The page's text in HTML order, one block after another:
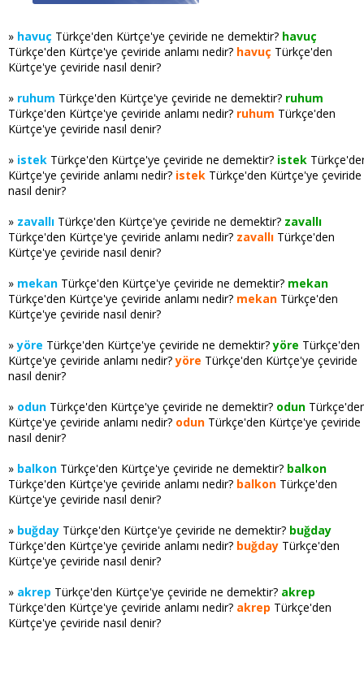
» havuç Türkçe'den Kürtçe'ye çeviride ne demektir? havuç
Türkçe'den Kürtçe'ye çeviride anlamı nedir? havuç Türkçe'den
Kürtçe'ye çeviride nasıl denir?
» ruhum Türkçe'den Kürtçe'ye çeviride ne demektir? ruhum
Türkçe'den Kürtçe'ye çeviride anlamı nedir? ruhum Türkçe'den
Kürtçe'ye çeviride nasıl denir?
» istek Türkçe'den Kürtçe'ye çeviride ne demektir? istek
Kürtçe'ye çeviride anlamı nedir? istek Türkçe'den Kürtçe'ye çeviride
nasıl denir?
» zavallı Türkçe'den Kürtçe'ye çeviride ne demektir? zavallı
Türkçe'den Kürtçe'ye çeviride anlamı nedir? zavallı Türkçe'den
Kürtçe'ye çeviride nasıl denir?
» mekan Türkçe'den Kürtçe'ye çeviride ne demektir? mekan
Türkçe'den Kürtçe'ye çeviride anlamı nedir? mekan Türkçe'den
Kürtçe'ye çeviride nasıl denir?
»yöre Türkçe'den Kürtçe'ye çeviride ne demektir?yöre Türkçe'den
Kürtçe'ye çeviride anlamı nedir?yöre Türkçe'den Kürtçe'ye çeviride
nasıl denir?
» odun Türkçe'den Kürtçe'ye çeviride ne demektir? odun
Kürtçe'ye çeviride anlamı nedir? odun Türkçe'den Kürtçe'ye çeviride
nasıl denir?
» balkon Türkçe'den Kürtçe'ye çeviride ne demektir? balkon
Türkçe'den Kürtçe'ye çeviride anlamı nedir? balkon Türkçe'den
Kürtçe'ye çeviride nasıl denir?
» buğday Türkçe'den Kürtçe'ye çeviride ne demektir? buğday
Türkçe'den Kürtçe'ye çeviride anlamı nedir? buğday Türkçe'den
Kürtçe'ye çeviride nasıl denir?
» akrep Türkçe'den Kürtçe'ye çeviride ne demektir? akrep
Türkçe'den Kürtçe'ye çeviride anlamı nedir? akrep Türkçe'den
Kürtçe'ye çeviride nasıl denir?